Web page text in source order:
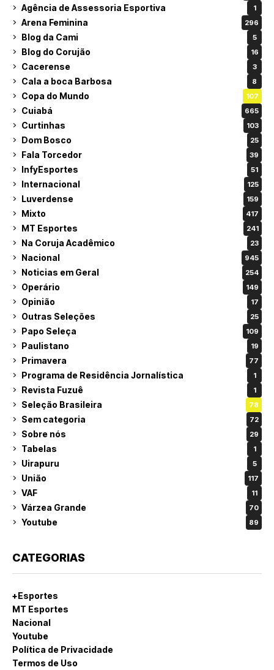
Agência de Assessoria Esportiva 1
Arena Feminina 296
Blog da Cami 5
Blog do Corujão 16
Cacerense 3
Cala a boca Barbosa 8
Copa do Mundo 107
Cuiabá 665
Curtinhas 103
Dom Bosco 25
Fala Torcedor 39
InfyEsportes 51
Internacional 125
Luverdense 159
Mixto 417
MT Esportes 241
Na Coruja Acadêmico 23
Nacional 945
Noticias em Geral 254
Operário 149
Opinião 17
Outras Seleções 25
Papo Seleça 109
Paulistano 19
Primavera 77
Programa de Residência Jornalística 1
Revista Fuzuê 1
Seleção Brasileira 78
Sem categoria 72
Sobre nós 29
Tabelas 1
Uirapuru 5
União 117
VAF 11
Várzea Grande 70
Youtube 89
CATEGORIAS
+Esportes
MT Esportes
Nacional
Youtube
Política de Privacidade
Termos de Uso